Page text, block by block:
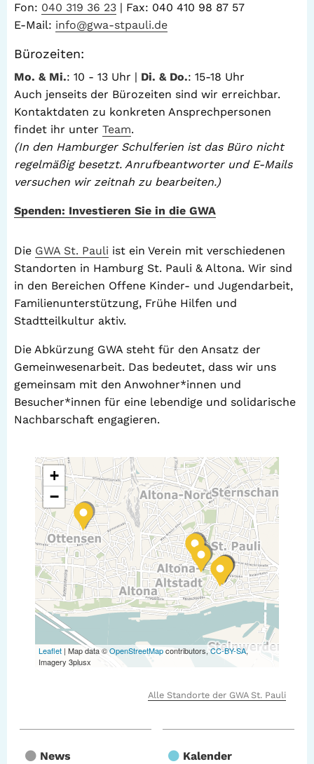
Fon: 040 319 36 23 | Fax: 040 410 98 87 57
E-Mail: info@gwa-stpauli.de
Bürozeiten:
Mo. & Mi.: 10 - 13 Uhr | Di. & Do.: 15-18 Uhr
Auch jenseits der Bürozeiten sind wir erreichbar.
Kontaktdaten zu konkreten Ansprechpersonen
findet ihr unter Team.
(In den Hamburger Schulferien ist das Büro nicht
regelmäßig besetzt. Anrufbeantworter und E-Mails
versuchen wir zeitnah zu bearbeiten.)
Spenden: Investieren Sie in die GWA
Die GWA St. Pauli ist ein Verein mit verschiedenen
Standorten in Hamburg St. Pauli & Altona. Wir sind
in den Bereichen Offene Kinder- und Jugendarbeit,
Familienunterstützung, Frühe Hilfen und
Stadtteilkultur aktiv.
Die Abkürzung GWA steht für den Ansatz der
Gemeinwesenarbeit. Das bedeutet, dass wir uns
gemeinsam mit den Anwohner*innen und
Besucher*innen für eine lebendige und solidarische
Nachbarschaft engagieren.
+
−
Leaflet | Map data ©OpenStreetMapcontributors, CC-BY-SA,
Imagery 3plusx
Alle Standorte der GWA St. Pauli
News Kalender